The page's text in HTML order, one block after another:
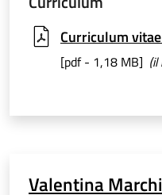
Curriculum
[pdf - 1,18 MB]
Valentina